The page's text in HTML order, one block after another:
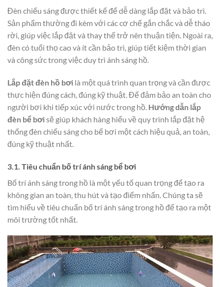
Đèn chiếu sáng được thiết kế để dễ dàng lắp đặt và bảo trì.
Sản phẩm thường đi kèm với các cơ chế gắn chắc và dễ tháo
rời, giúp việc lắp đặt và thay thế trở nên thuận tiện. Ngoài ra,
đèn có tuổi thọ cao và ít cần bảo trì, giúp tiết kiệm thời gian
và công sức trong việc duy trì ánh sáng hồ.
Lắp đặt đèn hồ bơi là một quá trình quan trọng và cần được
thực hiện đúng cách, đúng kỹ thuật. Để đảm bảo an toàn cho
người bơi khi tiếp xúc với nước trong hồ. Hướng dẫn lắp
đèn bể bơisẽ giúp khách hàng hiểu về quy trình lắp đặt hệ
thống đèn chiếu sáng cho bể bơi một cách hiệu quả, an toàn,
đúng kỹ thuật nhất.
3.1. Tiêu chuẩn bố trí ánh sáng bể bơi
Bố trí ánh sáng trong hồ là một yếu tố quan trọng để tạo ra
không gian an toàn, thu hút và tạo điểm nhấn. Chúng ta sẽ
tìm hiểu về tiêu chuẩn bố trí ánh sáng trong hồ để tạo ra một
môi trường tốt nhất.